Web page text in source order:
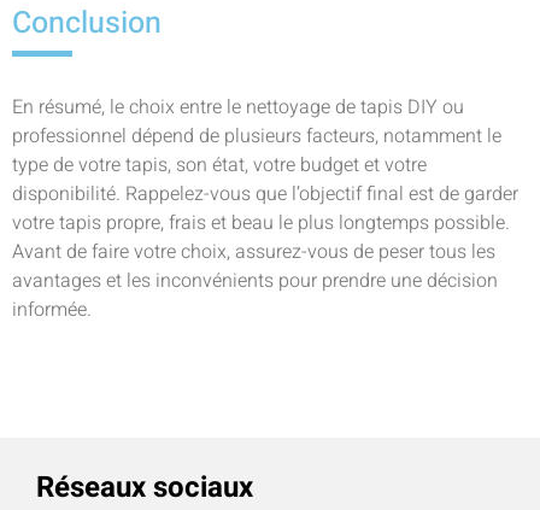
Conclusion
En résumé, le choix entre le nettoyage de tapis DIY ou
professionnel dépend de plusieurs facteurs, notamment le
type de votre tapis, son état, votre budget et votre
disponibilité. Rappelez-vous que l’objectif final est de garder
votre tapis propre, frais et beau le plus longtemps possible.
Avant de faire votre choix, assurez-vous de peser tous les
avantages et les inconvénients pour prendre une décision
informée.
Réseaux sociaux